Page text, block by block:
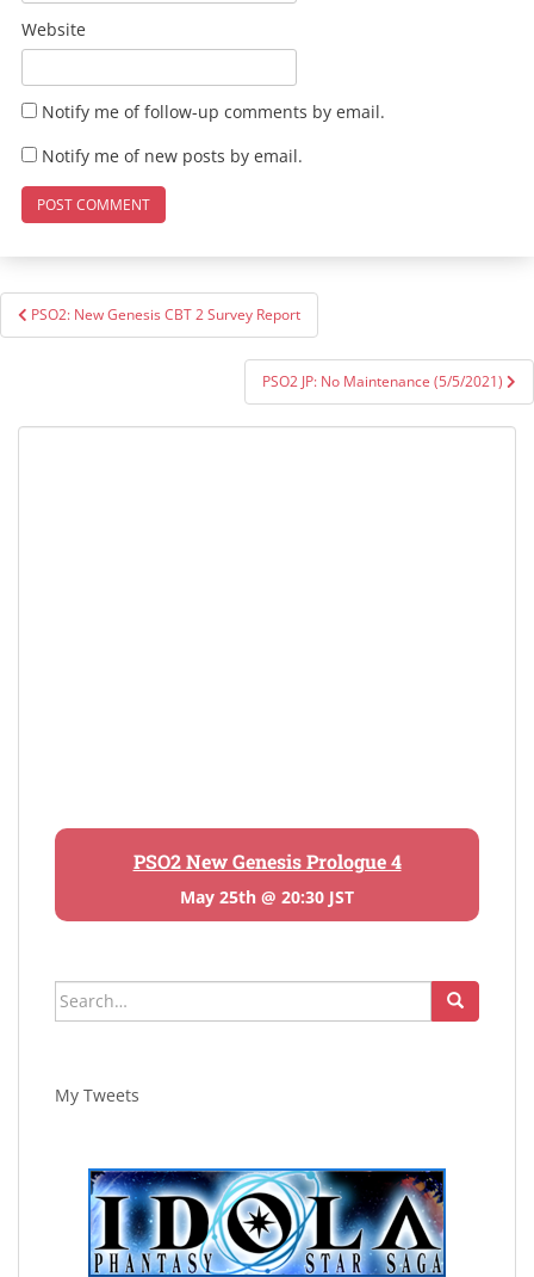
Website
Notify me of follow-up comments by email.
Notify me of new posts by email.
Post
navigation
PSO2: New Genesis CBT 2 Survey Report
PSO2 JP: No Maintenance (5/5/2021)
PSO2 New Genesis Prologue 4
May 25th @ 20:30 JST
Search
for:
My Tweets